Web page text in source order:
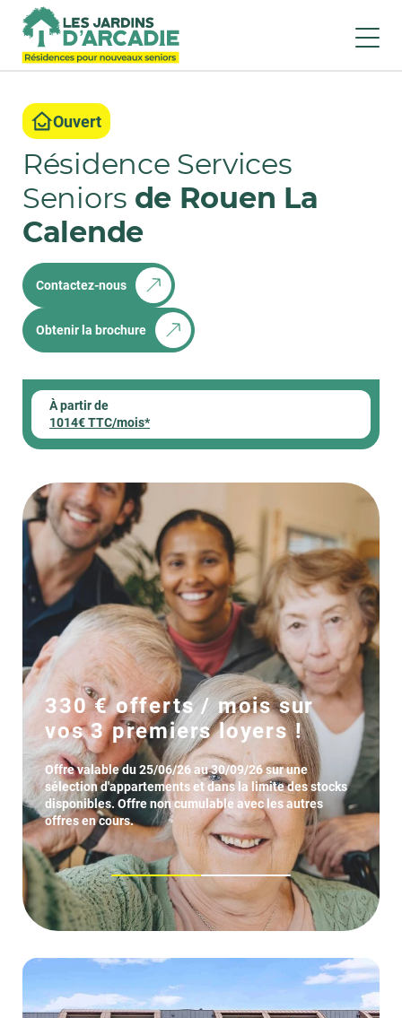
Ouvert
Résidence Services
Seniors de Rouen La
Calende
Obtenir la brochure
Contactez-nous
À partir de
1014€ TTC/mois*
330 € offerts / mois sur
vos 3 premiers loyers !
Offre valable du 25/06/26 au 30/09/26 sur une
sélection d'appartements et dans la limite des stocks
disponibles. Offre non cumulable avec les autres
offres en cours.
1 2